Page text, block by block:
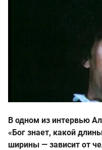
В одном из интервью
«Бог знает, какой
ширины — зависит от